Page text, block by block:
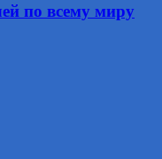
по всему миру